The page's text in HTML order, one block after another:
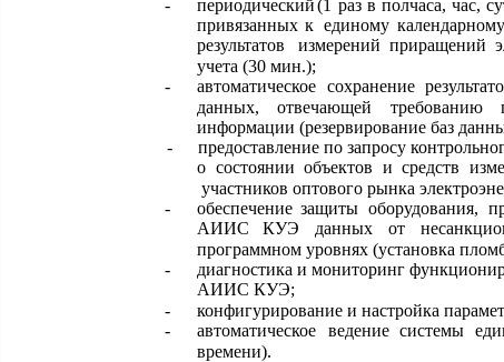
-
периодический (1 раз в полчаса, час,
привязанных к единому календарному
результатов
измерений приращений
учета (30 мин.);
-
автоматическое сохранение
данных,
отвечающей требованию
информации (резервирование баз
-
предоставление по запросу
о состоянии объектов и средств
участников оптового рынка
-
обеспечение защиты оборудования,
АИИС
КУЭ данных от
программном уровнях (установка
-
диагностика и мониторинг
АИИС КУЭ;
-
конфигурирование и настройка
-
автоматическое ведение системы
времени).